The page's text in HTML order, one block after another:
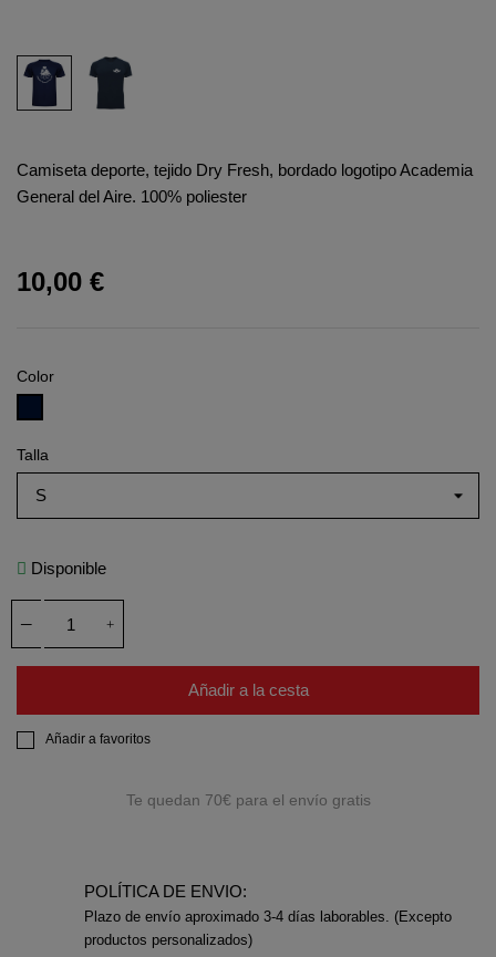
Camiseta deporte, tejido Dry Fresh, bordado logotipo Academia
General del Aire. 100% poliester
10,00 €
Color
Talla
Disponible
Añadir a la cesta
Añadir a favoritos
Te quedan 70€ para el envío gratis
POLÍTICA DE ENVIO:
Plazo de envío aproximado 3-4 días laborables. (Excepto
productos personalizados)